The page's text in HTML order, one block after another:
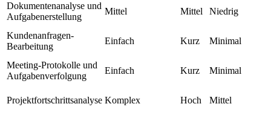
Dokumentenanalyse und
Aufgabenerstellung
Mittel Mittel Niedrig
Kundenanfragen-
Bearbeitung
Einfach Kurz Minimal
Meeting-Protokolle und
Aufgabenverfolgung
Einfach Kurz Minimal
Projektfortschrittsanalyse Komplex Hoch Mittel